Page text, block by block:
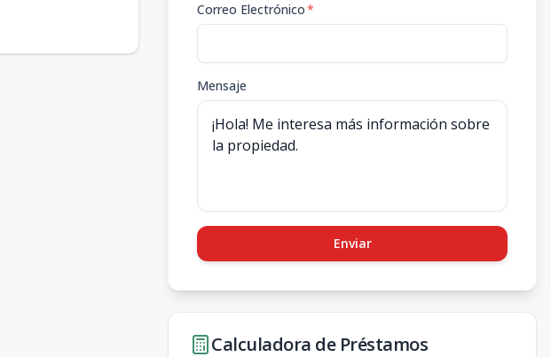
Correo Electrónico*
Mensaje
Enviar
Calculadora de Préstamos